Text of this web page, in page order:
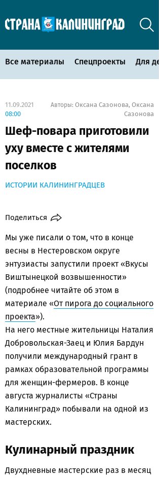
Все материалы Спецпроекты Для
11.09.2021
08:00
Авторы: Оксана Сазонова, Оксана
Сазонова
Шеф-повара приготовили
уху вместе с жителями
поселков
ИСТОРИИ КАЛИНИНГРАДЦЕВ
Поделиться
Мы уже писали о том, что в конце
весны в Нестеровском округе
энтузиасты запустили проект «Вкусы
Виштынецкой возвышенности»
(подробнее читайте об этом в
материале «От пирога до социального
проекта»).
На него местные жительницы Наталия
Добровольская-Заец и Юлия Бардун
получили международный грант в
рамках образовательной программы
для женщин-фермеров. В конце
августа журналисты «Страны
Калининград» побывали на одной из
мастерских.
Кулинарный праздник
Двухдневные мастерские раз в месяц